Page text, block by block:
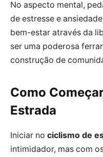
No aspecto mental,
de estresse e
bem-estar através da
ser uma poderosa
construção de
Como
Estrada
Iniciar no ciclismo de
intimidador, mas com